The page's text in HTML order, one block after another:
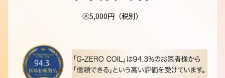
㋱5,000円（税別）